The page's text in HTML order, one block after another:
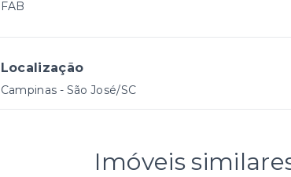
FAB
Localização
Campinas - São José/SC
Imóveis